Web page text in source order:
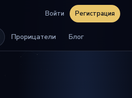
Прорицатели Блог
Войти Регистрация